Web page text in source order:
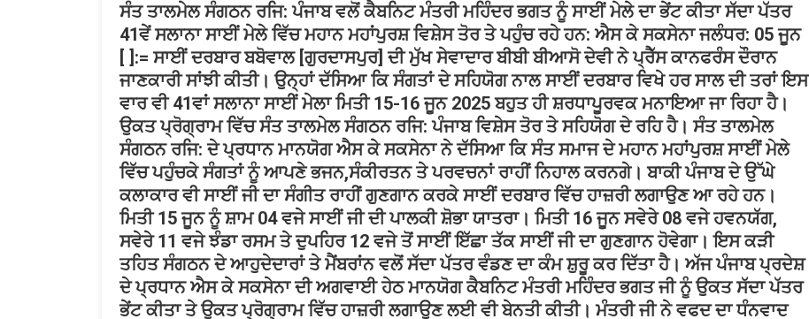
ਸੰਤ ਤਾਲਮੇਲ ਸੰਗਠਨ ਰਜਿ: ਪੰਜਾਬ ਵਲੋਂ ਕੈਬਨਿਟ ਮੰਤਰੀ ਮਹਿੰਦਰ ਭਗਤ ਨੂੰ ਸਾਈਂ ਮੇਲੇ ਦਾ ਭੇਂਟ ਕੀਤਾ ਸੱਦਾ ਪੱਤਰ
41ਵੇਂ ਸਲਾਨਾ ਸਾਈਂ ਮੇਲੇ ਵਿੱਚ ਮਹਾਨ ਮਹਾਂਪੁਰਸ਼ ਵਿਸ਼ੇਸ ਤੋਰ ਤੇ ਪਹੁੰਚ ਰਹੇ ਹਨ: ਐਸ ਕੇ ਸਕਸੇਨਾ ਜਲੰਧਰ: 05 ਜੂਨ
[ ]:= ਸਾਈਂ ਦਰਬਾਰ ਬਬੋਵਾਲ [ਗੁਰਦਾਸਪੁਰ] ਦੀ ਮੁੱਖ ਸੇਵਾਦਾਰ ਬੀਬੀ ਬੀਆਸੋ ਦੇਵੀ ਨੇ ਪ੍ਰੈੱਸ ਕਾਨਫਰੰਸ ਦੌਰਾਨ
ਜਾਣਕਾਰੀ ਸਾਂਝੀ ਕੀਤੀ। ਉਨ੍ਹਾਂ ਦੱਸਿਆ ਕਿ ਸੰਗਤਾਂ ਦੇ ਸਹਿਯੋਗ ਨਾਲ ਸਾਈਂ ਦਰਬਾਰ ਵਿਖੇ ਹਰ ਸਾਲ ਦੀ ਤਰਾਂ ਇਸ
ਵਾਰ ਵੀ 41ਵਾਂ ਸਲਾਨਾ ਸਾਈਂ ਮੇਲਾ ਮਿਤੀ 15-16 ਜੂਨ 2025 ਬਹੁਤ ਹੀ ਸ਼ਰਧਾਪੂਰਵਕ ਮਨਾਇਆ ਜਾ ਰਿਹਾ ਹੈ।
ਉਕਤ ਪ੍ਰੋਗ੍ਰਾਮ ਵਿੱਚ ਸੰਤ ਤਾਲਮੇਲ ਸੰਗਠਨ ਰਜਿ: ਪੰਜਾਬ ਵਿਸ਼ੇਸ ਤੋਰ ਤੇ ਸਹਿਯੋਗ ਦੇ ਰਹਿ ਹੈ। ਸੰਤ ਤਾਲਮੇਲ
ਸੰਗਠਨ ਰਜਿ: ਦੇ ਪ੍ਰਧਾਨ ਮਾਨਯੋਗ ਐਸ ਕੇ ਸਕਸੇਨਾ ਨੇ ਦੱਸਿਆ ਕਿ ਸੰਤ ਸਮਾਜ ਦੇ ਮਹਾਨ ਮਹਾਂਪੁਰਸ਼ ਸਾਈਂ ਮੇਲੇ
ਵਿੱਚ ਪਹੁੰਚਕੇ ਸੰਗਤਾਂ ਨੂੰ ਆਪਣੇ ਭਜਨ,ਸੰਕੀਰਤਨ ਤੇ ਪਰਵਚਨਾਂ ਰਾਹੀਂ ਨਿਹਾਲ ਕਰਨਗੇ। ਬਾਕੀ ਪੰਜਾਬ ਦੇ ਉੱਘੇ
ਕਲਾਕਾਰ ਵੀ ਸਾਈਂ ਜੀ ਦਾ ਸੰਗੀਤ ਰਾਹੀਂ ਗੁਣਗਾਨ ਕਰਕੇ ਸਾਈਂ ਦਰਬਾਰ ਵਿੱਚ ਹਾਜ਼ਰੀ ਲਗਾਉਣ ਆ ਰਹੇ ਹਨ।
ਮਿਤੀ 15 ਜੂਨ ਨੂੰ ਸ਼ਾਮ 04 ਵਜੇ ਸਾਈਂ ਜੀ ਦੀ ਪਾਲਕੀ ਸ਼ੋਭਾ ਯਾਤਰਾ। ਮਿਤੀ 16 ਜੂਨ ਸਵੇਰੇ 08 ਵਜੇ ਹਵਨਯੱਗ,
ਸਵੇਰੇ 11 ਵਜੇ ਝੰਡਾ ਰਸਮ ਤੇ ਦੁਪਹਿਰ 12 ਵਜੇ ਤੋਂ ਸਾਈਂ ਇੱਛਾ ਤੱਕ ਸਾਈਂ ਜੀ ਦਾ ਗੁਣਗਾਨ ਹੋਵੇਗਾ। ਇਸ ਕੜੀ
ਤਹਿਤ ਸੰਗਠਨ ਦੇ ਆਹੁਦੇਦਾਰਾਂ ਤੇ ਮੈਂਬਰਾਂਨ ਵਲੋਂ ਸੱਦਾ ਪੱਤਰ ਵੰਡਣ ਦਾ ਕੰਮ ਸ਼ੁਰੂ ਕਰ ਦਿੱਤਾ ਹੈ। ਅੱਜ ਪੰਜਾਬ ਪ੍ਰਦੇਸ਼
ਦੇ ਪ੍ਰਧਾਨ ਐਸ ਕੇ ਸਕਸੇਨਾ ਦੀ ਅਗਵਾਈ ਹੇਠ ਮਾਨਯੋਗ ਕੈਬਨਿਟ ਮੰਤਰੀ ਮਹਿੰਦਰ ਭਗਤ ਜੀ ਨੂੰ ਉਕਤ ਸੱਦਾ ਪੱਤਰ
ਭੇਂਟ ਕੀਤਾ ਤੇ ਉਕਤ ਪ੍ਰੋਗ੍ਰਾਮ ਵਿੱਚ ਹਾਜ਼ਰੀ ਲਗਾਉਣ ਲਈ ਵੀ ਬੇਨਤੀ ਕੀਤੀ। ਮੰਤਰੀ ਜੀ ਨੇ ਵਫਦ ਦਾ ਧੰਨਵਾਦ